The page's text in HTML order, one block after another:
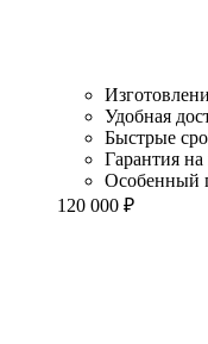
Удобная
Быстрые
Гарантия
Особенный
120 000 ₽